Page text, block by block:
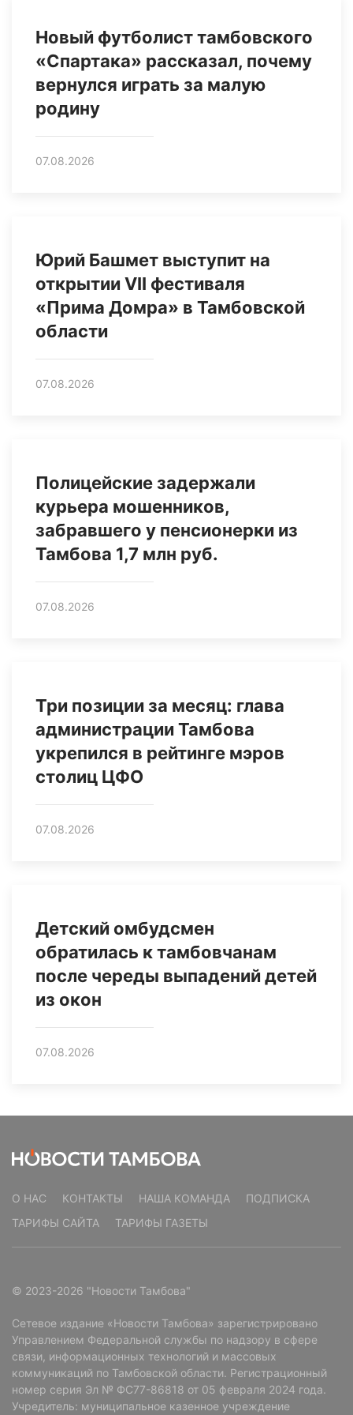
Новый футболист тамбовского
«Спартака» рассказал, почему
вернулся играть за малую
родину
07.08.2026
Юрий Башмет выступит на
открытии VII фестиваля
«Прима Домра» в Тамбовской
области
07.08.2026
Полицейские задержали
курьера мошенников,
забравшего у пенсионерки из
Тамбова 1,7 млн руб.
07.08.2026
Три позиции за месяц: глава
администрации Тамбова
укрепился в рейтинге мэров
столиц ЦФО
07.08.2026
Детский омбудсмен
обратилась к тамбовчанам
после череды выпадений детей
из окон
07.08.2026
О НАС КОНТАКТЫ НАША КОМАНДА
ПОДПИСКА
ТАРИФЫ САЙТА
ТАРИФЫ ГАЗЕТЫ
© 2023-2026 "Новости Тамбова"
Сетевое издание «Новости Тамбова» зарегистрировано
Управлением Федеральной службы по надзору в сфере
связи, информационных технологий и массовых
коммуникаций по Тамбовской области. Регистрационный
номер серия Эл № ФС77-86818 от 05 февраля 2024 года.
Учредитель: муниципальное казенное учреждение